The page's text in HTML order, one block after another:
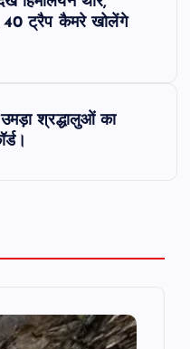
40 ट्रैप कैमरे खोलेंगे
श्रद्धालुओं का